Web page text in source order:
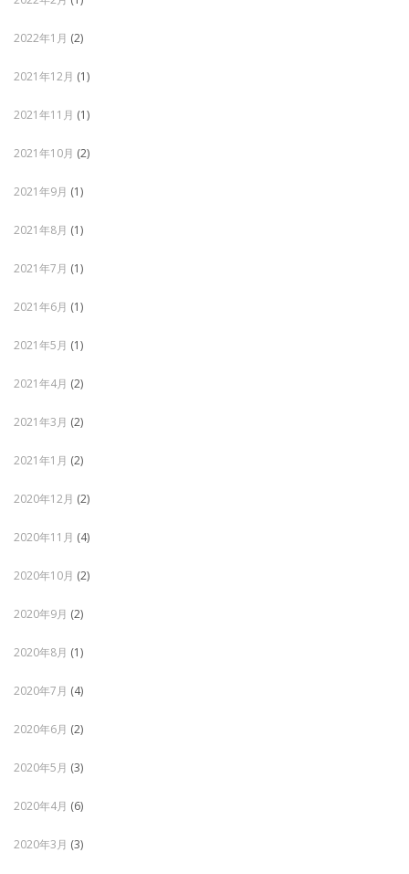
2022年1月 (2)
2021年12月 (1)
2021年11月 (1)
2021年10月 (2)
2021年9月 (1)
2021年8月 (1)
2021年7月 (1)
2021年6月 (1)
2021年5月 (1)
2021年4月 (2)
2021年3月 (2)
2021年1月 (2)
2020年12月 (2)
2020年11月 (4)
2020年10月 (2)
2020年9月 (2)
2020年8月 (1)
2020年7月 (4)
2020年6月 (2)
2020年5月 (3)
2020年4月 (6)
2020年3月 (3)